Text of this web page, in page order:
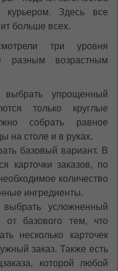
курьером. Здесь все
больше всех.
три уровня
разным возрастным
упрощенный
только круглые
собрать равное
на столе и в руках.
базовый вариант. В
карточки заказов, по
количество
ингредиенты.
усложненный
от базового тем, что
несколько карточек
заказ. Также есть
которой любой